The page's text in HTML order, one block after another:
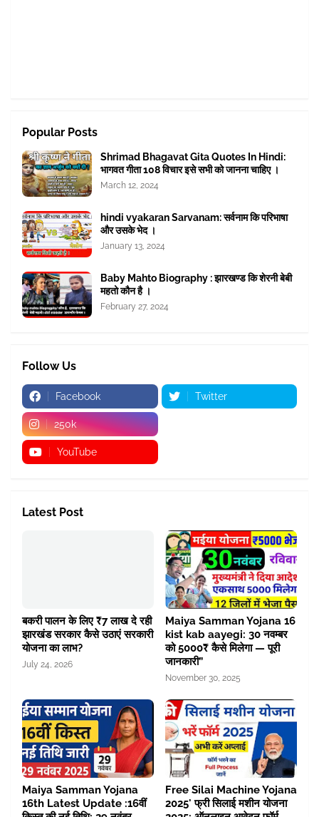
Popular Posts
Shrimad Bhagavat Gita Quotes In Hindi:
भागवत गीता 108 विचार इसे सभी को जानना चाहिए ।
March 12, 2024
hindi vyakaran Sarvanam: सर्वनाम कि परिभाषा
और उसके भेद ।
January 13, 2024
Baby Mahto Biography : झारखण्ड कि शेरनी बेबी
महतो कौन है ।
February 27, 2024
Follow Us
Facebook Twitter
250k
YouTube
Latest Post
बकरी पालन के लिए ₹7 लाख दे रही
झारखंड सरकार कैसे उठाएं सरकारी
योजना का लाभ?
July 24, 2026
Maiya Samman Yojana 16
kist kab aayegi: 30 नवम्बर
को 5000₹ कैसे मिलेगा — पूरी
जानकारी”
November 30, 2025
Maiya Samman Yojana
16th Latest Update :16वीं
Free Silai Machine Yojana
2025' फ्री सिलाई मशीन योजना